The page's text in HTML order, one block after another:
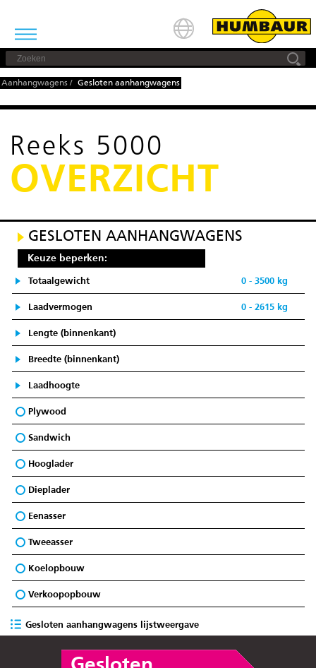
Aanhangwagens / Gesloten aanhangwagens
Reeks 5000
OVERZICHT
GESLOTEN AANHANGWAGENS
Keuze beperken:
Totaalgewicht 0 - 3500 kg
Laadvermogen 0 - 2615 kg
Lengte (binnenkant)
Breedte (binnenkant)
Laadhoogte
Plywood
Sandwich
Hooglader
Dieplader
Eenasser
Tweeasser
Koelopbouw
Verkoopopbouw
Gesloten aanhangwagens lijstweergave